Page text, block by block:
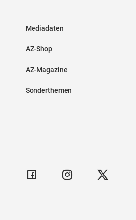
Mediadaten
AZ-Shop
AZ-Magazine
Sonderthemen